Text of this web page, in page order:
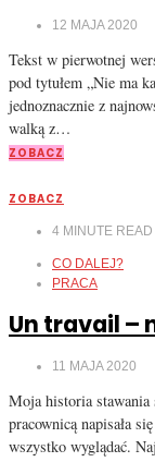
12 MAJA 2020
Tekst w pierwotnej
pod tytułem „Nie ma
jednoznacznie z
walką z…
ZOBACZ
ZOBACZ
4 MINUTE READ
CO DALEJ?
PRACA
Un travail –
11 MAJA 2020
Moja historia stawania
pracownicą napisała
wszystko wyglądać.